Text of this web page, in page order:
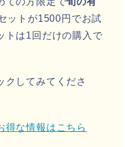
ットが1500円でお試
トは1回だけの購入で
クしてみてくださ
得な情報はこちら